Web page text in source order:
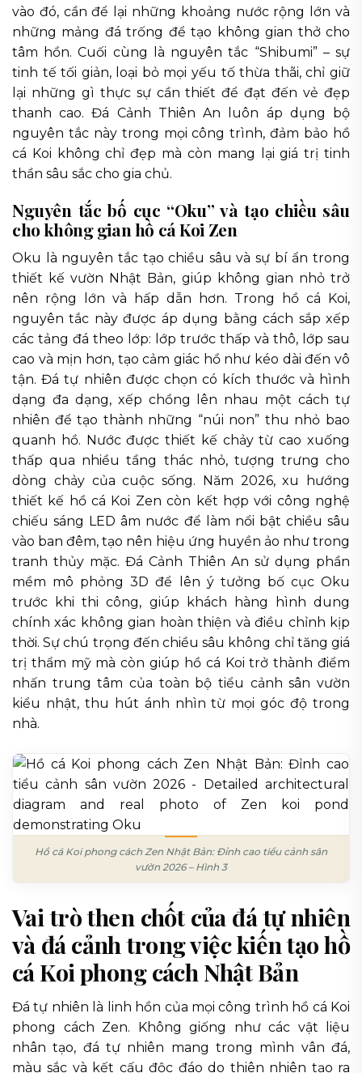
vào đó, cần để lại những khoảng nước rộng lớn và
những mảng đá trống để tạo không gian thở cho
tâm hồn. Cuối cùng là nguyên tắc “Shibumi” – sự
tinh tế tối giản, loại bỏ mọi yếu tố thừa thãi, chỉ giữ
lại những gì thực sự cần thiết để đạt đến vẻ đẹp
thanh cao. Đá Cảnh Thiên An luôn áp dụng bộ
nguyên tắc này trong mọi công trình, đảm bảo hồ
cá Koi không chỉ đẹp mà còn mang lại giá trị tinh
thần sâu sắc cho gia chủ.
Nguyên tắc bố cục “Oku” và tạo chiều sâu
cho không gian hồ cá Koi Zen
Oku là nguyên tắc tạo chiều sâu và sự bí ẩn trong
thiết kế vườn Nhật Bản, giúp không gian nhỏ trở
nên rộng lớn và hấp dẫn hơn. Trong hồ cá Koi,
nguyên tắc này được áp dụng bằng cách sắp xếp
các tảng đá theo lớp: lớp trước thấp và thô, lớp sau
cao và mịn hơn, tạo cảm giác hồ như kéo dài đến vô
tận. Đá tự nhiên được chọn có kích thước và hình
dạng đa dạng, xếp chồng lên nhau một cách tự
nhiên để tạo thành những “núi non” thu nhỏ bao
quanh hồ. Nước được thiết kế chảy từ cao xuống
thấp qua nhiều tầng thác nhỏ, tượng trưng cho
dòng chảy của cuộc sống. Năm 2026, xu hướng
thiết kế hồ cá Koi Zen còn kết hợp với công nghệ
chiếu sáng LED âm nước để làm nổi bật chiều sâu
vào ban đêm, tạo nên hiệu ứng huyền ảo như trong
tranh thủy mặc. Đá Cảnh Thiên An sử dụng phần
mềm mô phỏng 3D để lên ý tưởng bố cục Oku
trước khi thi công, giúp khách hàng hình dung
chính xác không gian hoàn thiện và điều chỉnh kịp
thời. Sự chú trọng đến chiều sâu không chỉ tăng giá
trị thẩm mỹ mà còn giúp hồ cá Koi trở thành điểm
nhấn trung tâm của toàn bộ tiểu cảnh sân vườn
kiểu nhật, thu hút ánh nhìn từ mọi góc độ trong
nhà.
Hồ cá Koi phong cách Zen Nhật Bản: Đỉnh cao tiểu cảnh sân
vườn 2026 – Hình 3
Vai trò then chốt của đá tự nhiên
và đá cảnh trong việc kiến tạo hồ
cá Koi phong cách Nhật Bản
Đá tự nhiên là linh hồn của mọi công trình hồ cá Koi
phong cách Zen. Không giống như các vật liệu
nhân tạo, đá tự nhiên mang trong mình vân đá,
màu sắc và kết cấu độc đáo do thiên nhiên tạo ra